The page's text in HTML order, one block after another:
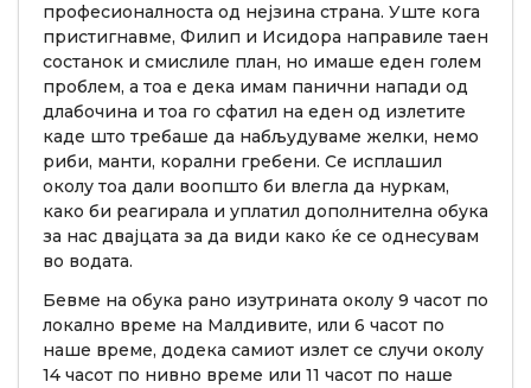
професионалноста од нејзина страна. Уште кога
пристигнавме, Филип и Исидора направиле таен
состанок и смислиле план, но имаше еден голем
проблем, а тоа е дека имам панични напади од
длабочина и тоа го сфатил на еден од излетите
каде што требаше да набљудуваме желки, немо
риби, манти, корални гребени. Се исплашил
околу тоа дали воопшто би влегла да нуркам,
како би реагирала и уплатил дополнителна обука
за нас двајцата за да види како ќе се однесувам
во водата.
Бевме на обука рано изутрината околу 9 часот по
локално време на Малдивите, или 6 часот по
наше време, додека самиот излет се случи околу
14 часот по нивно време или 11 часот по наше